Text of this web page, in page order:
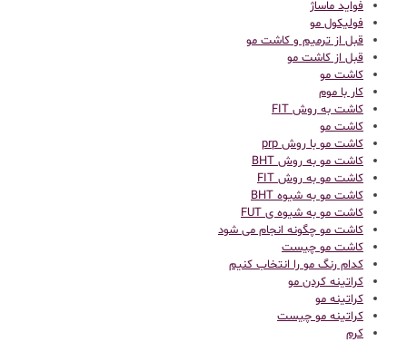
فواید ماساژ
فولیکول مو
قبل از ترمیم و کاشت مو
قبل از کاشت مو
كاشت مو
کار با موم
کاشت به روش FIT
کاشت مو
کاشت مو با روش prp
کاشت مو به روش BHT
کاشت مو به روش FIT
کاشت مو به شیوه BHT
کاشت مو به شیوه ی FUT
کاشت مو چگونه انجام می شود
کاشت مو چیست
کدام رنگ مو را انتخاب کنیم
کراتینه کردن مو
کراتینه مو
کراتینه مو چیست
کرم